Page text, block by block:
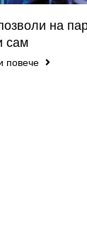
на
сам
повече